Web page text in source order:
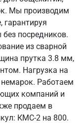
Мы производим
гарантируя
посредников.
из сварной
прутка 3.8 мм,
Нагрузка на
немарок. Работаем
компаний и
продаем в
КМС-2 на 800.